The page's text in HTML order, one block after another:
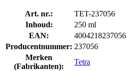
Art. nr.:
TET-237056
Inhoud:
250 ml
EAN:
4004218237056
Producentnummer: 237056
Merken
(Fabrikanten):
Tetra